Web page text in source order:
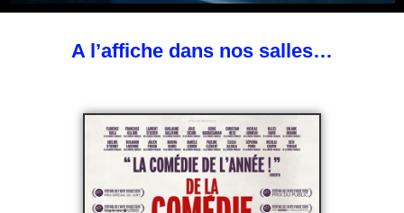
A l’affiche dans nos salles…